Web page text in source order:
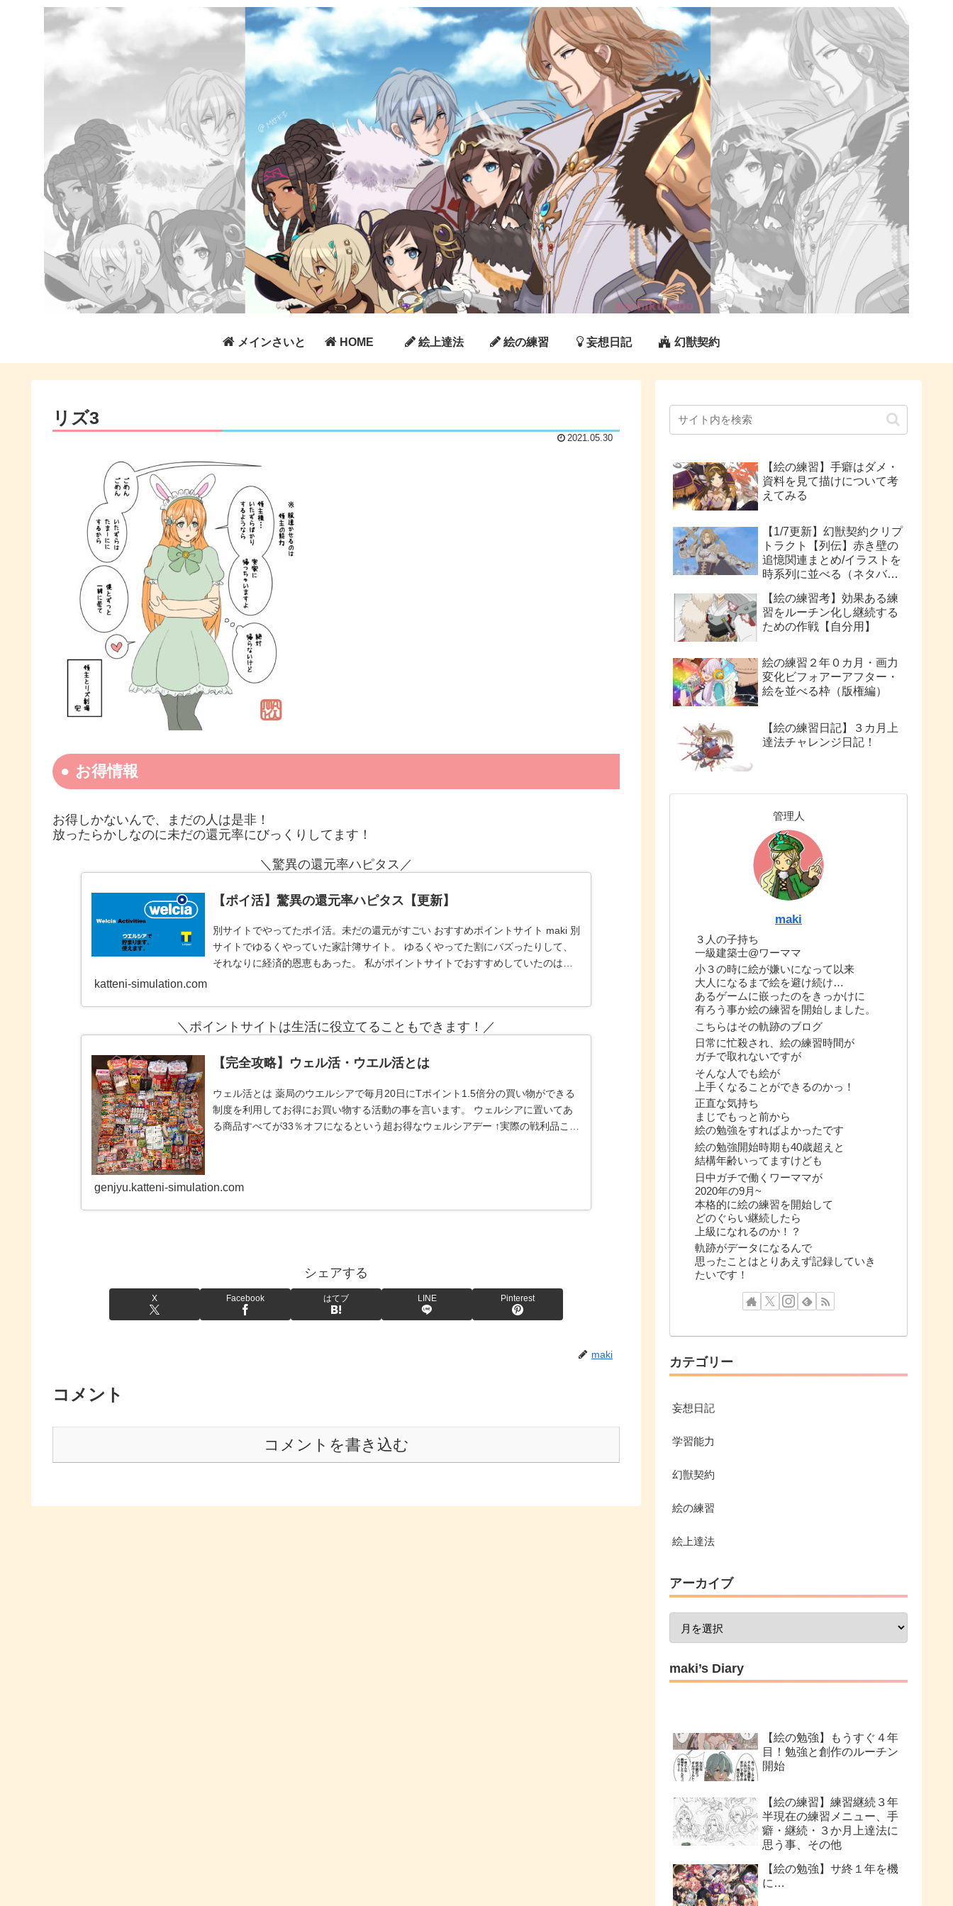
メインさいと HOME 絵上達法 絵の練習 妄想日記 幻獣契約
リズ3
2021.05.30
お得情報
お得しかないんで、まだの人は是非！
放ったらかしなのに未だの還元率にびっくりしてます！
＼驚異の還元率ハピタス／
【ポイ活】驚異の還元率ハピタス【更新】
別サイトでやってたポイ活。未だの還元がすごい おすすめポイントサイト maki 別
サイトでゆるくやっていた家計簿サイト。 ゆるくやってた割にバズったりして、
それなりに経済的恩恵もあった。 私がポイントサイトでおすすめしていたのは、
katteni-simulation.com
＼ポイントサイトは生活に役立てることもできます！／
【完全攻略】ウェル活・ウエル活とは
ウェル活とは 薬局のウエルシアで毎月20日にTポイント1.5倍分の買い物ができる
制度を利用してお得にお買い物する活動の事を言います。 ウェルシアに置いてあ
る商品すべてが33％オフになるという超お得なウェルシアデー ↑実際の戦利品これ
genjyu.katteni-simulation.com
シェアする
X Facebook はてブ LINE Pinterest
maki
コメント
コメントを書き込む
【絵の練習】手癖はダメ・
資料を見て描けについて考
えてみる
【1/7更新】幻獣契約クリプ
トラクト【列伝】赤き壁の
追憶関連まとめ/イラストを
時系列に並べる（ネタバレ
【絵の練習考】効果ある練
習をルーチン化し継続する
ための作戦【自分用】
絵の練習２年０カ月・画力
変化ビフォアーアフター・
絵を並べる枠（版権編）
【絵の練習日記】３カ月上
達法チャレンジ日記！
管理人
maki
３人の子持ち
一級建築士@ワーママ
小３の時に絵が嫌いになって以来
大人になるまで絵を避け続け…
あるゲームに嵌ったのをきっかけに
有ろう事か絵の練習を開始しました。
こちらはその軌跡のブログ
日常に忙殺され、絵の練習時間が
ガチで取れないですが
そんな人でも絵が
上手くなることができるのかっ！
正直な気持ち
まじでもっと前から
絵の勉強をすればよかったです
絵の勉強開始時期も40歳超えと
結構年齢いってますけども
日中ガチで働くワーママが
2020年の9月~
本格的に絵の練習を開始して
どのぐらい継続したら
上級になれるのか！？
軌跡がデータになるんで
思ったことはとりあえず記録していき
たいです！
カテゴリー
妄想日記
学習能力
幻獣契約
絵の練習
絵上達法
アーカイブ
maki’s Diary
【絵の勉強】もうすぐ４年
目！勉強と創作のルーチン
開始
【絵の練習】練習継続３年
半現在の練習メニュー、手
癖・継続・３か月上達法に
思う事、その他
【絵の勉強】サ終１年を機
に…